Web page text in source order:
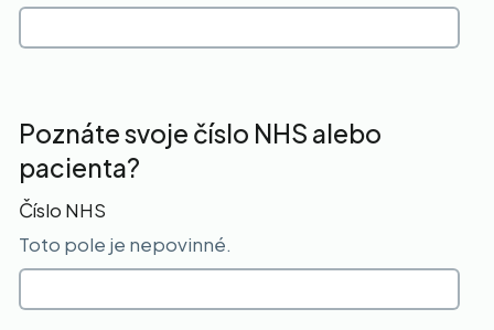
Poznáte svoje číslo NHS alebo
pacienta?
Číslo NHS
Toto pole je nepovinné.